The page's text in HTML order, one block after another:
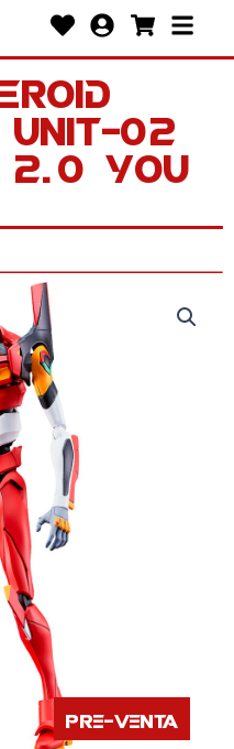
HeartUser-
circlecart
Bars
02
2.0 You
Pre-venta